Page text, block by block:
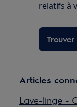
relatifs à
Articles
Lave-linge -